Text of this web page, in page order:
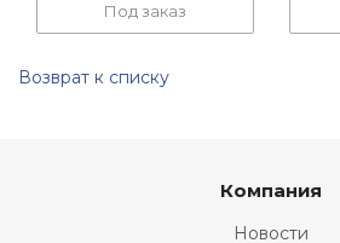
Под заказ
Возврат к списку
Компания
Новости